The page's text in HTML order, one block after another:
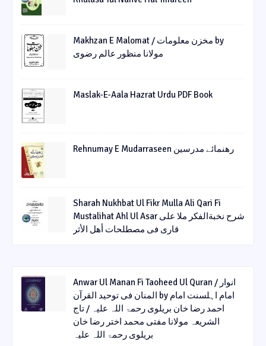
Makhzan E Malomat / مخزن معلومات by
مولانا منظور عالم رضوی
Maslak-E-Aala Hazrat Urdu PDF Book
Rehnumay E Mudarraseen رهنمائے مدرسین
Sharah Nukhbat Ul Fikr Mulla Ali Qari Fi
Mustalihat Ahl Ul Asar شرح نخبةالفکر ملا علی
قاری فی مصطلحات أھل الأثر
Anwar Ul Manan Fi Taoheed Ul Quran / انوار
المنان فی توحید القرآن by امام اہلسنت امام
احمد رضا خان بریلوی رحمۃ اللہ علیہ / تاج
الشریعہ مولانا مفتی محمد اختر رضا خان
بریلوی رحمۃ اللہ علیہ